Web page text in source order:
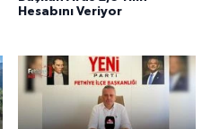
Hesabını Veriyor